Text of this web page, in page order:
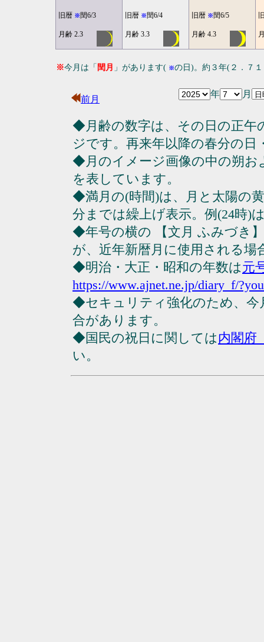
旧暦 ※閏6/3
月齢 2.3
旧暦 ※閏6/4
月齢 3.3
旧暦 ※閏6/5
月齢 4.3
※今月は「 閏月 」があります( ※の日)。約３年(２．７
前月
年 月
◆月齢の数字は、その日の正午
ジです。再来年以降の春分の日
◆月のイメージ画像の中の朔
を表しています。
◆満月の(時間)は、月と太陽の
分までは繰上げ表示。例(24時)
◆年号の横の 【文月 ふみづき
が、近年新暦月に使用される場
◆明治・大正・昭和の年数は元
https://www.ajnet.ne.jp/diary_f/
◆セキュリティ強化のため、今
合があります。
◆国民の祝日に関しては内閣府
い。